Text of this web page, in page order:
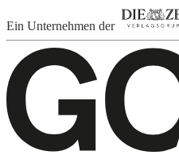
Ein Unternehmen der